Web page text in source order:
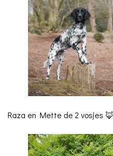
Raza en Mette de 2 vosjes 🦊